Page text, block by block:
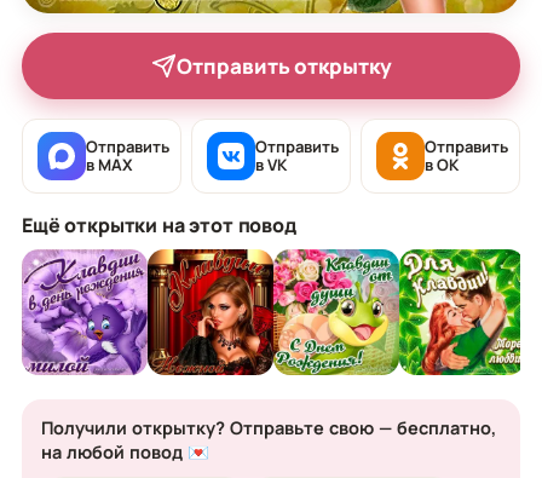
Отправить открытку
Отправить
в MAX
Отправить
в VK
Отправить
в OK
Ещё открытки на этот повод
Получили открытку? Отправьте свою — бесплатно,
на любой повод 💌